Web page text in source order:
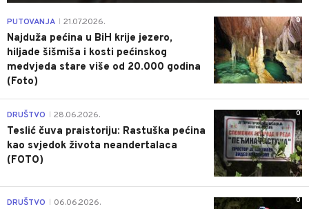
0
PUTOVANJA 21.07.2026.
Najduža pećina u BiH krije jezero,
hiljade šišmiša i kosti pećinskog
medvjeda stare više od 20.000 godina
(Foto)
0
DRUŠTVO 28.06.2026.
Teslić čuva praistoriju: Rastuška pećina
kao svjedok života neandertalaca
(FOTO)
0
DRUŠTVO 06.06.2026.